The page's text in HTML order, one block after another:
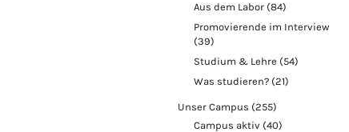
Aus dem Labor (84)
Promovierende im Interview
(39)
Studium & Lehre (54)
Was studieren? (21)
Unser Campus (255)
Campus aktiv (40)